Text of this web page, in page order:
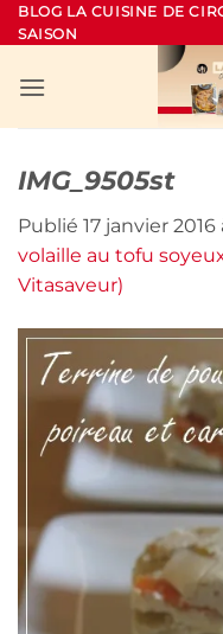
Passer
au
BLOG LA CUISINE DE
SAISON
IMG_9505st
Publié 17 janvier 2016
volaille au tofu
Vitasaveur)